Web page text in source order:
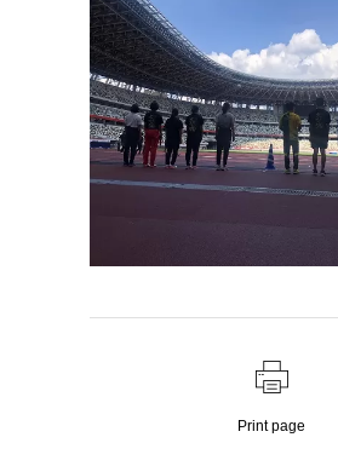
Print page